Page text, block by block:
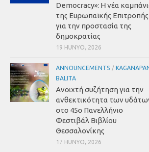
Democracy»: Η νέα
της Ευρωπαϊκής Επιτροπής
για την προστασία της
δημοκρατίας
19 HUNYO, 2026
ANNOUNCEMENTS /
BALITA
Ανοιχτή συζήτηση για την
ανθεκτικότητα των
στο 45ο Πανελλήνιο
Φεστιβάλ Βιβλίου
Θεσσαλονίκης
17 HUNYO, 2026